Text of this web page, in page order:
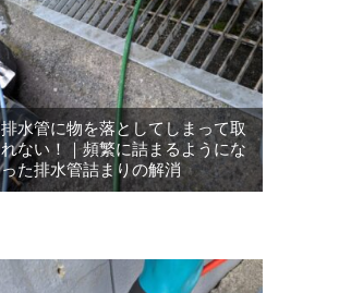
排水管に物を落としてしまって取
れない！｜頻繁に詰まるようにな
った排水管詰まりの解消